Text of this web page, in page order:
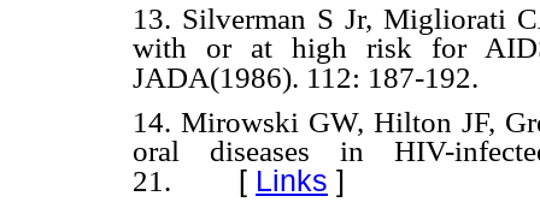
13. Silverman S Jr, Migliorati
with or at high risk for
JADA(1986). 112: 187-192.
14. Mirowski GW, Hilton JF,
oral diseases in HIV-
21. [ Links ]